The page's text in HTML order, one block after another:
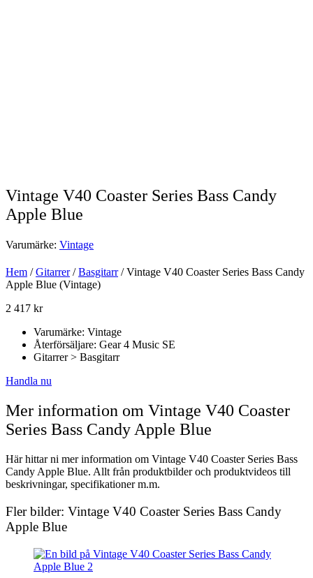
Vintage V40 Coaster Series Bass Candy
Apple Blue
Varumärke: Vintage
Hem /Gitarrer/Basgitarr/ Vintage V40 Coaster Series Bass Candy
Apple Blue (Vintage)
2 417 kr
Varumärke: Vintage
Återförsäljare: Gear 4 Music SE
Gitarrer > Basgitarr
Handla nu
Mer information om Vintage V40 Coaster
Series Bass Candy Apple Blue
Här hittar ni mer information om Vintage V40 Coaster Series Bass
Candy Apple Blue. Allt från produktbilder och produktvideos till
beskrivningar, specifikationer m.m.
Fler bilder: Vintage V40 Coaster Series Bass Candy
Apple Blue